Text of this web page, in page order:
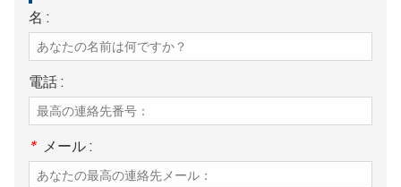
名 :
電話 :
* メール :